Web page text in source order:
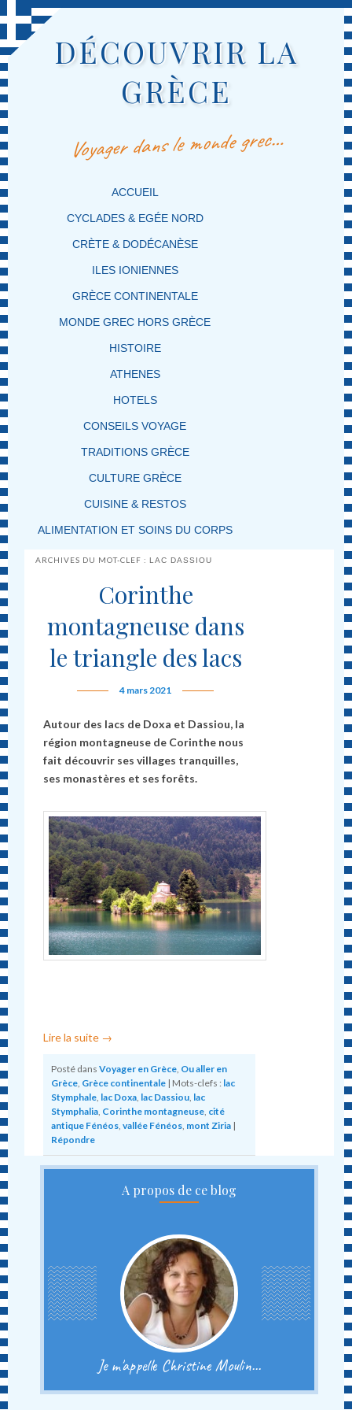
DÉCOUVRIR LA
GRÈCE
Voyager dans le monde grec…
MENU PRINCIPAL
MASQUER LA NAVIGATION PRINCIPALE
MASQUER LA NAVIGATION SECONDAIRE
ACCUEIL
CYCLADES & EGÉE NORD
CRÈTE & DODÉCANÈSE
ILES IONIENNES
GRÈCE CONTINENTALE
MONDE GREC HORS GRÈCE
HISTOIRE
ATHENES
HOTELS
CONSEILS VOYAGE
TRADITIONS GRÈCE
CULTURE GRÈCE
CUISINE & RESTOS
ALIMENTATION ET SOINS DU CORPS
ARCHIVES DU MOT-CLEF :LAC DASSIOU
Corinthe
montagneuse dans
le triangle des lacs
4 mars 2021
Autour des lacs de Doxa et Dassiou, la
région montagneuse de Corinthe nous
fait découvrir ses villages tranquilles,
ses monastères et ses forêts.
Lire la suite →
Posté dans Voyager en Grèce Ou aller en
Grèce Grèce continentale | Mots-clefs : lac
Stymphale lac Doxa lac Dassiou lac
Stymphalia Corinthe montagneuse cité
antique Fénéos ,vallée Fénéos mont Ziria |
Répondre
A propos de ce blog
Je m'appelle Christine Moulin...